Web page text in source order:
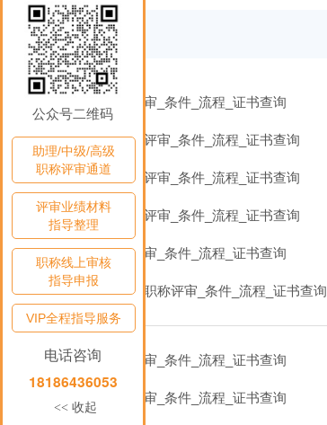
电气/自动化
数控技术职称评审_条件_流程_证书查询
自动化控制职称评审_条件_流程_证书查询
自动化工程职称评审_条件_流程_证书查询
电气自动化职称评审_条件_流程_证书查询
电气技术职称评审_条件_流程_证书查询
工业电气自动化职称评审_条件_流程_证书查询
电气工程职称评审_条件_流程_证书查询
建筑电器职称评审_条件_流程_证书查询
公众号二维码
助理/中级/高级
职称评审通道
评审业绩材料
指导整理
职称线上审核
指导申报
VIP全程指导服务
电话咨询
18186436053
<< 收起